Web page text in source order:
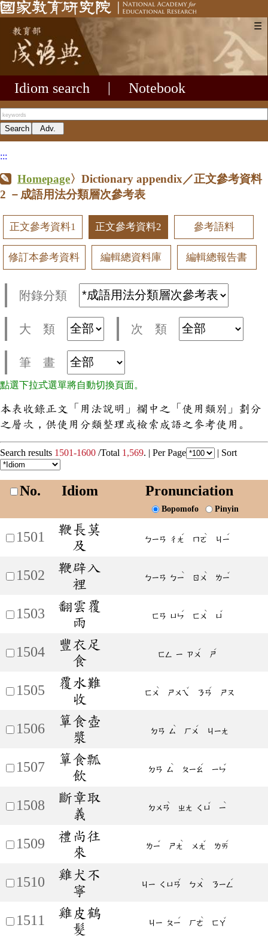
☰
Idiom search Notebook
:::
Homepage〉Dictionary appendix／正文參考資料
2 －成語用法分類層次參考表
正文參考資料1 正文參考資料2 參考語料
修訂本參考資料 編輯總資料庫 編輯總報告書
附錄分類
大 類 次 類
筆 畫
點選下拉式選單將自動切換頁面。
本表收錄正文「用法說明」欄中之「使用類別」劃分
之層次，供使用分類整理或檢索成語之參考使用。
Search results 1501-1600 /Total 1,569. | Per Page | Sort
No. Idiom Pronunciation
Bopomofo Pinyin
1501
鞭長莫
及
ㄅㄧㄢ ㄔㄤ
ˊ
ㄇㄛ
ˋ
ㄐㄧ
ˊ
1502
鞭辟入
裡
ㄅㄧㄢ ㄅㄧ
ˋ
ㄖㄨ
ˋ
ㄌㄧ
ˇ
1503
翻雲覆
雨
ㄈㄢ ㄩㄣ
ˊ
ㄈㄨ
ˋ
ㄩ
ˇ
1504
豐衣足
食
ㄈㄥ ㄧ ㄗㄨ
ˊ
ㄕ
ˊ
1505
覆水難
收
ㄈㄨ
ˋ
ㄕㄨㄟ
ˇ
ㄋㄢ
ˊ
ㄕㄡ
1506
簞食壺
漿
ㄉㄢ ㄙ
ˋ
ㄏㄨ
ˊ
ㄐㄧㄤ
1507
簞食瓢
飲
ㄉㄢ ㄙ
ˋ
ㄆㄧㄠ
ˊ
ㄧㄣ
ˇ
1508
斷章取
義
ㄉㄨㄢ
ˋ
ㄓㄤ ㄑㄩ
ˇ
ㄧ
ˋ
1509
禮尚往
來
ㄌㄧ
ˇ
ㄕㄤ
ˋ
ㄨㄤ
ˇ
ㄌㄞ
ˊ
1510
雞犬不
寧
ㄐㄧ ㄑㄩㄢ
ˇ
ㄅㄨ
ˋ
ㄋㄧㄥ
ˊ
1511
雞皮鶴
髮
ㄐㄧ ㄆㄧ
ˊ
ㄏㄜ
ˋ
ㄈㄚ
ˇ